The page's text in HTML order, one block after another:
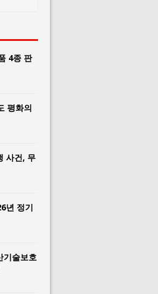
4종 판
평화의
사건, 무
년 정기
기술보호